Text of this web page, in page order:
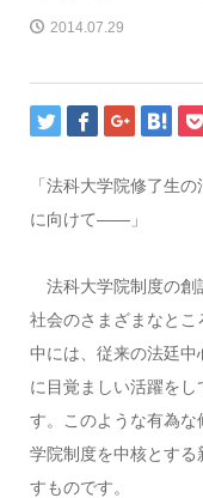
2014.07.29
「法科大学院修了生
に向けて――」
法科大学院制度の創
社会のさまざまなと
中には、従来の法廷
に目覚ましい活躍を
す。このような有為
学院制度を中核とする
すものです。